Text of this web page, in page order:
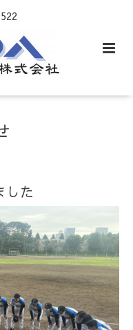
した